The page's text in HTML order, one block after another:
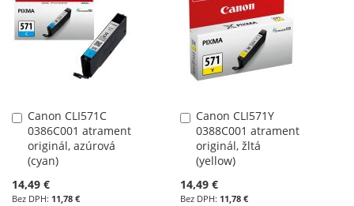
Canon CLI571C
0386C001 atrament
originál, azúrová
(cyan)
14,49 €
11,78 €
Pridať
do
košíka
Canon CLI571Y
0388C001 atrament
originál, žltá
(yellow)
14,49 €
11,78 €
Pridať
do
košíka